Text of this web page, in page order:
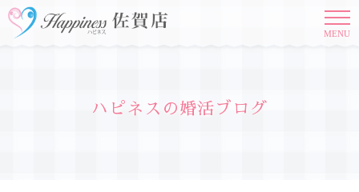
MENU
ハピネスの婚活ブログ